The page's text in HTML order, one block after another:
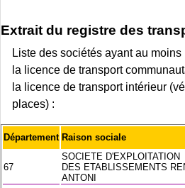
Extrait du registre des
Liste des sociétés ayant au
la licence de transport
la licence de transport intérieur
places) :
Département Raison sociale
67
SOCIETE D'EXPLOITATION
DES ETABLISSEMENTS
ANTONI